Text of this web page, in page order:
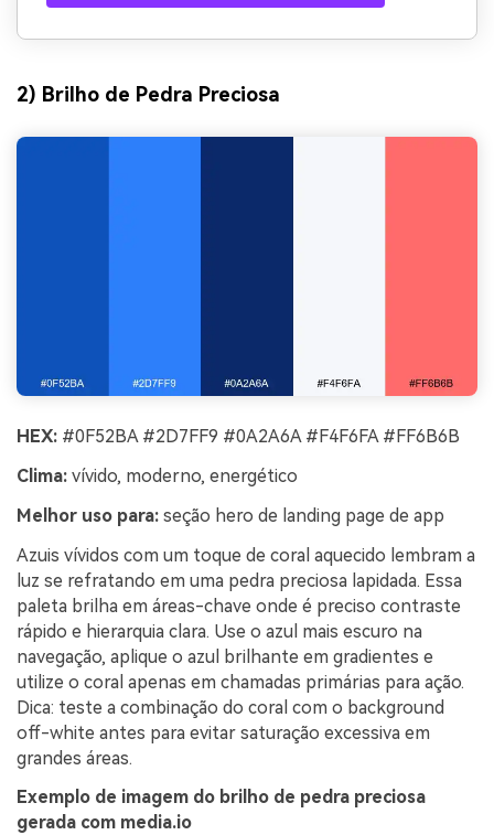
2) Brilho de Pedra Preciosa
HEX: #0F52BA #2D7FF9 #0A2A6A #F4F6FA #FF6B6B
Clima: vívido, moderno, energético
Melhor uso para: seção hero de landing page de app
Azuis vívidos com um toque de coral aquecido lembram a
luz se refratando em uma pedra preciosa lapidada. Essa
paleta brilha em áreas-chave onde é preciso contraste
rápido e hierarquia clara. Use o azul mais escuro na
navegação, aplique o azul brilhante em gradientes e
utilize o coral apenas em chamadas primárias para ação.
Dica: teste a combinação do coral com o background
off-white antes para evitar saturação excessiva em
grandes áreas.
Exemplo de imagem do brilho de pedra preciosa
gerada com media.io